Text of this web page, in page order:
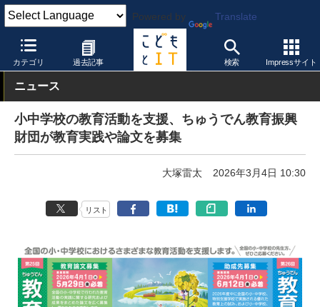
Powered by Translate
カテゴリ 過去記事 検索 Impressサイト
こどもとIT 教育実践・事例
ニュース
小中学校の教育活動を支援、ちゅうでん教育振興
財団が教育実践や論文を募集
大塚雷太 2026年3月4日 10:30
リスト